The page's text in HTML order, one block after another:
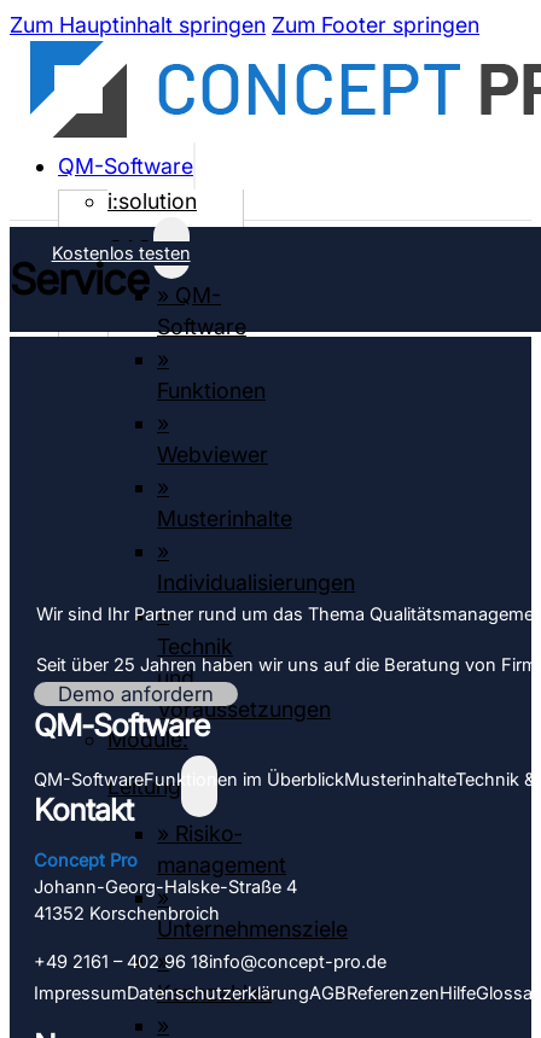
Zum Hauptinhalt springen Zum Footer springen
QM-Software
i:solution
CAQ
» QM-
Software
»
Funktionen
»
Webviewer
»
Musterinhalte
»
Individualisierungen
»
Technik
und
Voraussetzungen
Module:
Leitung
» Risiko­
management
»
Unternehmensziele
»
Kennzahlen
»
Kostenlos testen
Service
Wir sind Ihr Partner rund um das Thema
Seit über 25 Jahren haben wir uns auf die Beratung von
Demo anfordern
QM-Software
QM-SoftwareFunktionen im ÜberblickMuster­inhalteTechnik
Kontakt
Concept Pro
Johann-Georg-Halske-Straße 4
41352 Korschen­­broich
+49 2161 – 402 96 18info@concept-pro.de
ImpressumDatenschutz­­erklärungAGBReferenzenHilfeGlossar